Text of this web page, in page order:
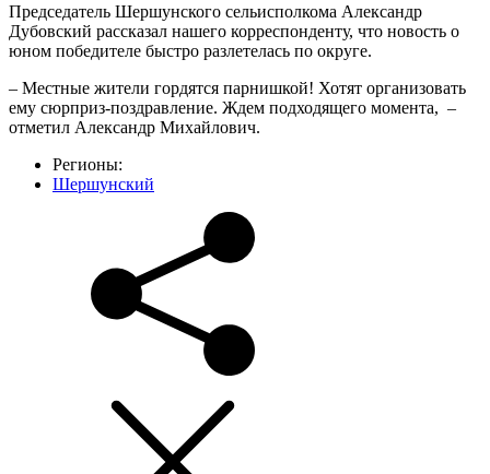
Председатель Шершунского сельисполкома Александр
Дубовский рассказал нашего корреспонденту, что новость о
юном победителе быстро разлетелась по округе.
– Местные жители гордятся парнишкой! Хотят организовать
ему сюрприз-поздравление. Ждем подходящего момента, –
отметил Александр Михайлович.
Регионы:
Шершунский